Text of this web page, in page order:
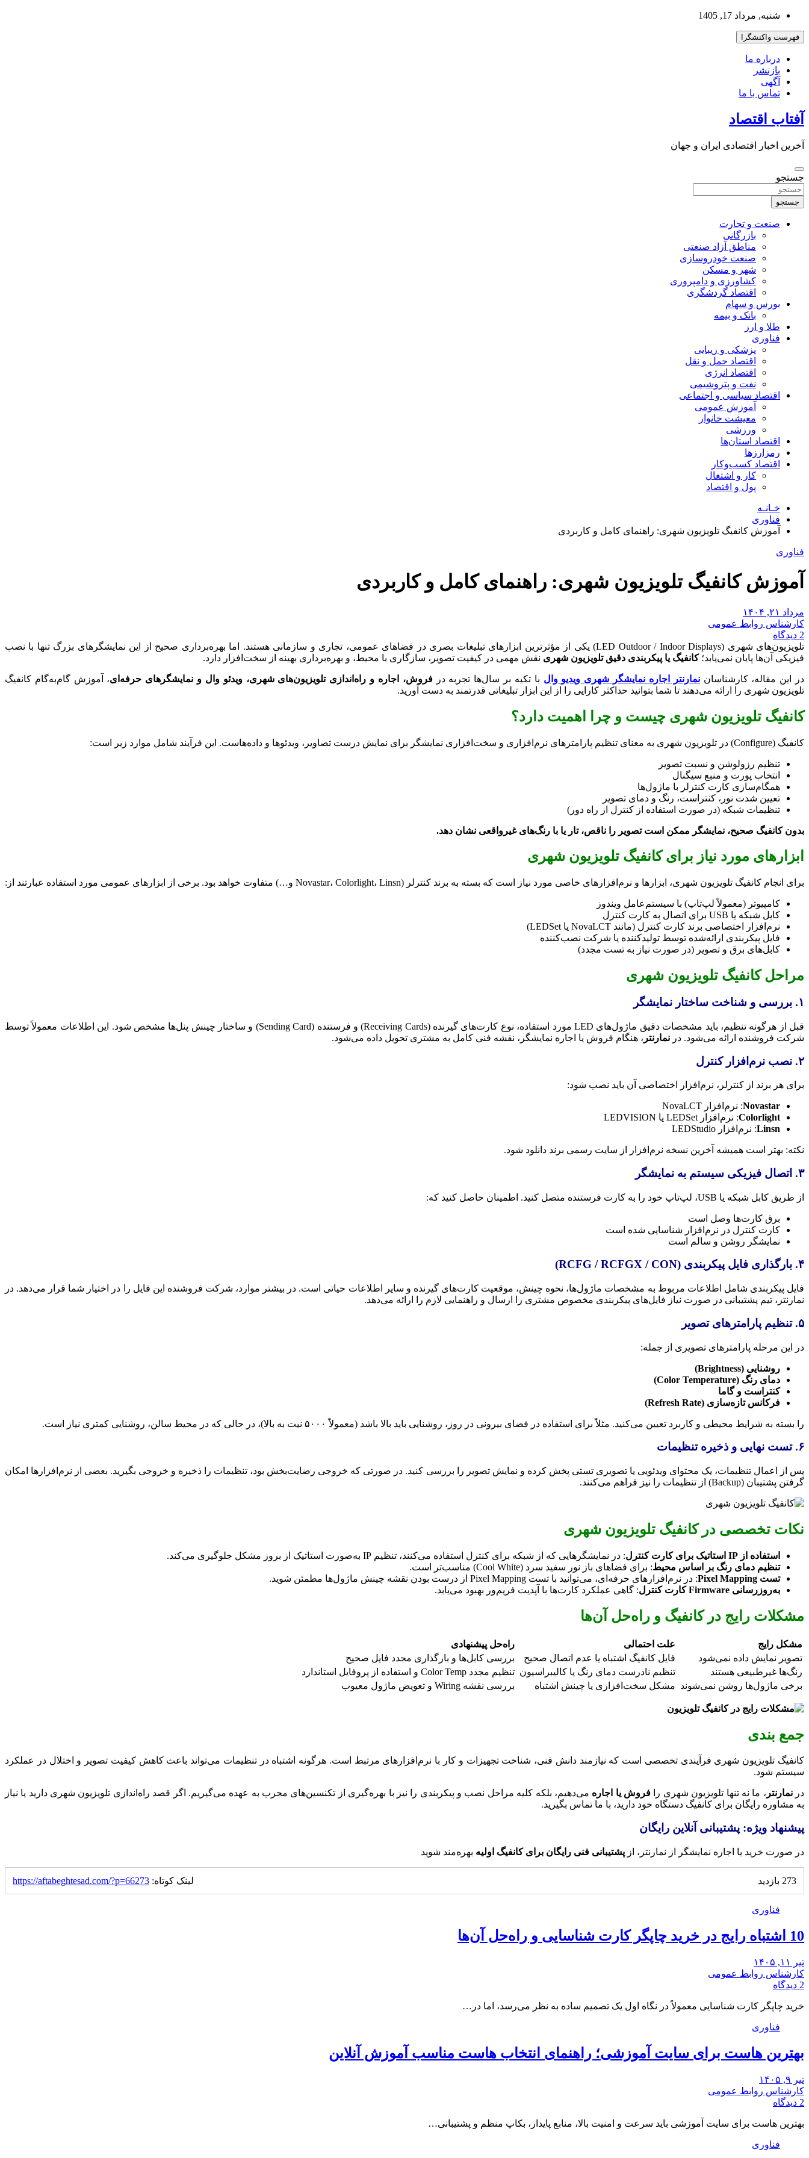
بروید
شنبه, مرداد 17, 1405
فهرست واکنشگرا
درباره ما
بازنشر
آگهی
تماس با ما
آفتاب اقتصاد
آخرین اخبار اقتصادی ایران و جهان
جستجو
جستجو
صنعت و تجارت
بازرگانی
مناطق آزاد صنعتی
صنعت خودروسازی
شهر و مسکن
کشاورزی و دامپروری
اقتصاد گردشگری
بورس و سهام
بانک و بیمه
طلا و ارز
فناوری
پزشکی و زیبایی
اقتصاد حمل و نقل
اقتصاد انرژی
نفت و پتروشیمی
اقتصاد سیاسی و اجتماعی
آموزش عمومی
معیشت خانوار
ورزشی
اقتصاد استان‌ها
رمزارزها
اقتصاد کسب‌و‌کار
کار و اشتغال
پول و اقتصاد
خـانـه
فناوری
آموزش کانفیگ تلویزیون شهری: راهنمای کامل و کاربردی
فناوری
آموزش کانفیگ تلویزیون شهری: راهنمای کامل و کاربردی
مرداد ۲۱, ۱۴۰۴
کارشناس روابط عمومی
2 دیدگاه
تلویزیون‌های شهری (LED Outdoor / Indoor Displays) یکی از مؤثرترین ابزارهای تبلیغات بصری در فضاهای عمومی، تجاری و سازمانی هستند. اما بهره‌برداری صحیح از این نمایشگرهای بزرگ تنها با نصب
فیزیکی آن‌ها پایان نمی‌یابد؛کانفیگ یا پیکربندی دقیق تلویزیون شهری نقش مهمی در کیفیت تصویر، سازگاری با محیط، و بهره‌برداری بهینه از سخت‌افزار دارد.
در این مقاله، کارشناساننمارنتر اجاره نمایشگر شهری ویدیو وال با تکیه بر سال‌ها تجربه درفروش، اجاره و راه‌اندازی تلویزیون‌های شهری، ویدئو وال و نمایشگرهای حرفه‌ای، آموزش گام‌به‌گام کانفیگ
تلویزیون شهری را ارائه می‌دهند تا شما بتوانید حداکثر کارایی را از این ابزار تبلیغاتی قدرتمند به دست آورید.
کانفیگ تلویزیون شهری چیست و چرا اهمیت دارد؟
کانفیگ (Configure) در تلویزیون شهری به معنای تنظیم پارامترهای نرم‌افزاری و سخت‌افزاری نمایشگر برای نمایش درست تصاویر، ویدئوها و داده‌هاست. این فرآیند شامل موارد زیر است:
تنظیم رزولوشن و نسبت تصویر
انتخاب پورت و منبع سیگنال
همگام‌سازی کارت کنترلر با ماژول‌ها
تعیین شدت نور، کنتراست، رنگ و دمای تصویر
تنظیمات شبکه (در صورت استفاده از کنترل از راه دور)
بدون کانفیگ صحیح، نمایشگر ممکن است تصویر را ناقص، تار یا با رنگ‌های غیرواقعی نشان دهد.
ابزارهای مورد نیاز برای کانفیگ تلویزیون شهری
برای انجام کانفیگ تلویزیون شهری، ابزارها و نرم‌افزارهای خاصی مورد نیاز است که بسته به برند کنترلر (Novastar، Colorlight، Linsn و…) متفاوت خواهد بود. برخی از ابزارهای عمومی مورد استفاده عبارتند از:
کامپیوتر (معمولاً لپ‌تاپ) با سیستم‌عامل ویندوز
کابل شبکه یا USB برای اتصال به کارت کنترل
نرم‌افزار اختصاصی برند کارت کنترل (مانند NovaLCT یا LEDSet)
فایل پیکربندی ارائه‌شده توسط تولیدکننده یا شرکت نصب‌کننده
کابل‌های برق و تصویر (در صورت نیاز به تست مجدد)
مراحل کانفیگ تلویزیون شهری
۱. بررسی و شناخت ساختار نمایشگر
قبل از هرگونه تنظیم، باید مشخصات دقیق ماژول‌های LED مورد استفاده، نوع کارت‌های گیرنده (Receiving Cards) و فرستنده (Sending Card) و ساختار چینش پنل‌ها مشخص شود. این اطلاعات معمولاً توسط
شرکت فروشنده ارائه می‌شود. در نمارنتر ، هنگام فروش یا اجاره نمایشگر، نقشه فنی کامل به مشتری تحویل داده می‌شود.
۲. نصب نرم‌افزار کنترل
برای هر برند از کنترلر، نرم‌افزار اختصاصی آن باید نصب شود:
Novastar: نرم‌افزار NovaLCT
Colorlight: نرم‌افزار LEDSet یا LEDVISION
Linsn: نرم‌افزار LEDStudio
نکته: بهتر است همیشه آخرین نسخه نرم‌افزار از سایت رسمی برند دانلود شود.
۳. اتصال فیزیکی سیستم به نمایشگر
از طریق کابل شبکه یا USB، لپ‌تاپ خود را به کارت فرستنده متصل کنید. اطمینان حاصل کنید که:
برق کارت‌ها وصل است
کارت کنترل در نرم‌افزار شناسایی شده است
نمایشگر روشن و سالم است
۴. بارگذاری فایل پیکربندی (RCFG / RCFGX / CON)
فایل پیکربندی شامل اطلاعات مربوط به مشخصات ماژول‌ها، نحوه چینش، موقعیت کارت‌های گیرنده و سایر اطلاعات حیاتی است. در بیشتر موارد، شرکت فروشنده این فایل را در اختیار شما قرار می‌دهد. در
نمارنتر، تیم پشتیبانی در صورت نیاز فایل‌های پیکربندی مخصوص مشتری را ارسال و راهنمایی لازم را ارائه می‌دهد.
۵. تنظیم پارامترهای تصویر
در این مرحله پارامترهای تصویری از جمله:
روشنایی (Brightness)
دمای رنگ (Color Temperature)
کنتراست و گاما
فرکانس تازه‌سازی (Refresh Rate)
را بسته به شرایط محیطی و کاربرد تعیین می‌کنید. مثلاً برای استفاده در فضای بیرونی در روز، روشنایی باید بالا باشد (معمولاً ۵۰۰۰ نیت به بالا)، در حالی که در محیط سالن، روشنایی کمتری نیاز است.
۶. تست نهایی و ذخیره تنظیمات
پس از اعمال تنظیمات، یک محتوای ویدئویی یا تصویری تستی پخش کرده و نمایش تصویر را بررسی کنید. در صورتی که خروجی رضایت‌بخش بود، تنظیمات را ذخیره و خروجی بگیرید. بعضی از نرم‌افزارها امکان
گرفتن پشتیبان (Backup) از تنظیمات را نیز فراهم می‌کنند.
نکات تخصصی در کانفیگ تلویزیون شهری
استفاده از IP استاتیک برای کارت کنترل
: در نمایشگرهایی که از شبکه برای کنترل استفاده می‌کنند، تنظیم IP به‌صورت استاتیک از بروز مشکل جلوگیری می‌کند.
تنظیم دمای رنگ بر اساس محیط: برای فضاهای باز نور سفید سرد (Cool White) مناسب‌تر است.
تست Pixel Mapping
: در نرم‌افزارهای حرفه‌ای، می‌توانید با تست Pixel Mapping از درست بودن نقشه چینش ماژول‌ها مطمئن شوید.
به‌روزرسانی Firmware کارت کنترل
: گاهی عملکرد کارت‌ها با آپدیت فریم‌ور بهبود می‌یابد.
مشکلات رایج در کانفیگ و راه‌حل آن‌ها
مشکل رایج علت احتمالی
راه‌حل پیشنهادی
تصویر نمایش داده نمی‌شود
فایل کانفیگ اشتباه یا عدم اتصال صحیح
بررسی کابل‌ها و بارگذاری مجدد فایل صحیح
رنگ‌ها غیرطبیعی هستند
تنظیم نادرست دمای رنگ یا کالیبراسیون تنظیم مجدد Color Temp و استفاده از پروفایل استاندارد
برخی ماژول‌ها روشن نمی‌شوند مشکل سخت‌افزاری یا چینش اشتباه بررسی نقشه Wiring و تعویض ماژول معیوب
جمع بندی
کانفیگ تلویزیون شهری فرآیندی تخصصی است که نیازمند دانش فنی، شناخت تجهیزات و کار با نرم‌افزارهای مرتبط است. هرگونه اشتباه در تنظیمات می‌تواند باعث کاهش کیفیت تصویر و اختلال در عملکرد
سیستم شود.
درنمارنتر ، ما نه تنها تلویزیون شهری را فروش یا اجاره می‌دهیم، بلکه کلیه مراحل نصب و پیکربندی را نیز با بهره‌گیری از تکنسین‌های مجرب به عهده می‌گیریم. اگر قصد راه‌اندازی تلویزیون شهری دارید یا نیاز
به مشاوره رایگان برای کانفیگ دستگاه خود دارید، با ما تماس بگیرید.
پیشنهاد ویژه: پشتیبانی آنلاین رایگان
در صورت خرید یا اجاره نمایشگر از نمارنتر، از پشتیبانی فنی رایگان برای کانفیگ اولیه بهره‌مند شوید
273 بازدید لینک کوتاه: https://aftabeghtesad.com/?p=66273
فناوری
10 اشتباه رایج در خرید چاپگر کارت شناسایی و راه‌حل آن‌ها
تیر ۱۱, ۱۴۰۵
کارشناس روابط عمومی
2 دیدگاه
خرید چاپگر کارت شناسایی معمولاً در نگاه اول یک تصمیم ساده به نظر می‌رسد، اما در…
فناوری
بهترین هاست برای سایت آموزشی؛ راهنمای انتخاب هاست مناسب آموزش آنلاین
تیر ۹, ۱۴۰۵
کارشناس روابط عمومی
2 دیدگاه
بهترین هاست برای سایت آموزشی باید سرعت و امنیت بالا، منابع پایدار، بکاپ منظم و پشتیبانی…
فناوری